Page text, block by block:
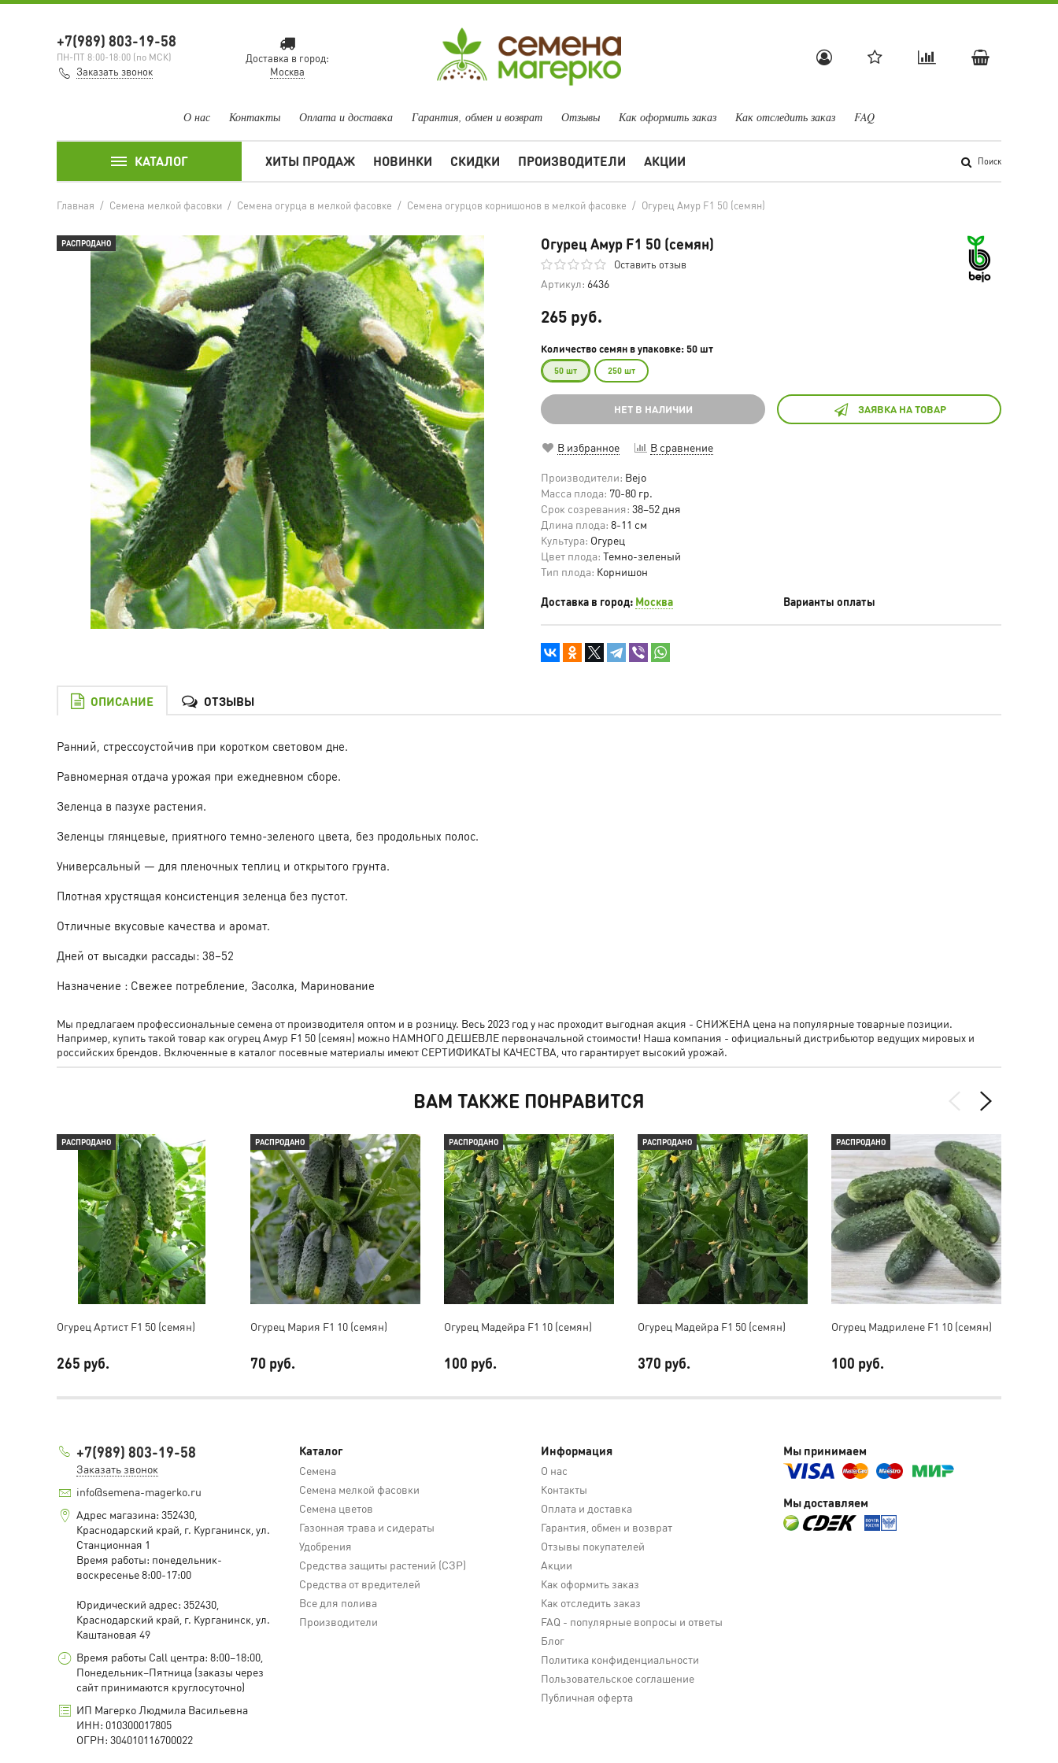
+7(989) 803-19-58
ПН-ПТ 8:00-18:00 (по МСК)
Заказать звонок
Доставка в город:
Москва
О нас Контакты Оплата и доставка Гарантия, обмен и возврат Отзывы Как оформить заказ Как отследить заказ FAQ
КАТАЛОГ ХИТЫ ПРОДАЖ НОВИНКИ СКИДКИ ПРОИЗВОДИТЕЛИ АКЦИИ Поиск
Главная / Семена мелкой фасовки / Семена огурца в мелкой фасовке / Семена огурцов корнишонов в мелкой фасовке / Огурец Амур F1 50 (семян)
РАСПРОДАНО Огурец Амур F1 50 (семян)
Оставить отзыв
Артикул: 6436
265 руб.
Количество семян в упаковке: 50 шт
50 шт 250 шт
НЕТ В НАЛИЧИИ ЗАЯВКА НА ТОВАР
В избранное В сравнение
Производители: Bejo
Масса плода: 70-80 гр.
Срок созревания: 38–52 дня
Длина плода: 8-11 см
Культура: Огурец
Цвет плода: Темно-зеленый
Тип плода: Корнишон
Доставка в город: Москва Варианты оплаты
ОПИСАНИЕ ОТЗЫВЫ
Ранний, стрессоустойчив при коротком световом дне.
Равномерная отдача урожая при ежедневном сборе.
Зеленца в пазухе растения.
Зеленцы глянцевые, приятного темно-зеленого цвета, без продольных полос.
Универсальный — для пленочных теплиц и открытого грунта.
Плотная хрустящая консистенция зеленца без пустот.
Отличные вкусовые качества и аромат.
Дней от высадки рассады: 38–52
Назначение : Свежее потребление, Засолка, Маринование
Мы предлагаем профессиональные семена от производителя оптом и в розницу. Весь 2023 год у нас проходит выгодная акция - СНИЖЕНА цена на популярные товарные позиции.
Например, купить такой товар как огурец Амур F1 50 (семян) можно НАМНОГО ДЕШЕВЛЕ первоначальной стоимости! Наша компания - официальный дистрибьютор ведущих мировых и
российских брендов. Включенные в каталог посевные материалы имеют СЕРТИФИКАТЫ КАЧЕСТВА, что гарантирует высокий урожай.
ВАМ ТАКЖЕ ПОНРАВИТСЯ
РАСПРОДАНО
Огурец Артист F1 50 (семян)
265 руб.
РАСПРОДАНО
Огурец Мария F1 10 (семян)
70 руб.
РАСПРОДАНО
Огурец Мадейра F1 10 (семян)
100 руб.
РАСПРОДАНО
Огурец Мадейра F1 50 (семян)
370 руб.
РАСПРОДАНО
Огурец Мадрилене F1 10 (семян)
100 руб.
Каталог
Семена
Семена мелкой фасовки
Семена цветов
Газонная трава и сидераты
Удобрения
Средства защиты растений (СЗР)
Средства от вредителей
Все для полива
Производители
Информация
О нас
Контакты
Оплата и доставка
Гарантия, обмен и возврат
Отзывы покупателей
Акции
Как оформить заказ
Как отследить заказ
FAQ - популярные вопросы и ответы
Блог
Политика конфиденциальности
Пользовательское соглашение
Публичная оферта
Мы принимаем
Мы доставляем
+7(989) 803-19-58
Заказать звонок
info@semena-magerko.ru
Адрес магазина: 352430,
Краснодарский край, г. Курганинск, ул.
Станционная 1
Время работы: понедельник-
воскресенье 8:00-17:00
Юридический адрес: 352430,
Краснодарский край, г. Курганинск, ул.
Каштановая 49
Время работы Call центра: 8:00–18:00,
Понедельник–Пятница (заказы через
сайт принимаются круглосуточно)
ИП Магерко Людмила Васильевна
ИНН: 010300017805
ОГРН: 304010116700022